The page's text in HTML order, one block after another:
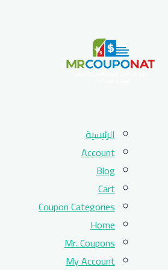
الرئيسية
Account
Blog
Cart
Coupon Categories
Home
Mr. Coupons
My Account